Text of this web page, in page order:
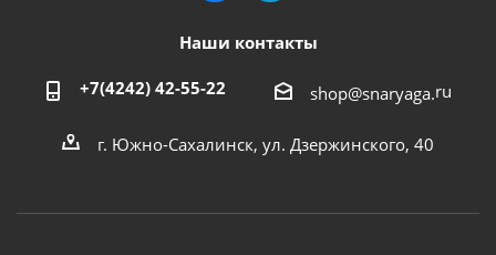
Наши контакты
+7(4242) 42-55-22 shop@snaryaga.ru
г. Южно-Сахалинск, ул. Дзержинского, 40